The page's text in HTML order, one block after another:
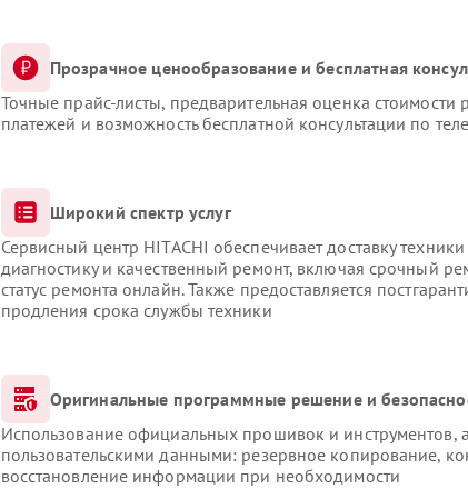
Прозрачное ценообразование и бесплатная
Точные прайс-листы, предварительная оценка стоимости
платежей и возможность бесплатной консультации по
Широкий спектр услуг
Сервисный центр HITACHI обеспечивает доставку
диагностику и качественный ремонт, включая срочный
статус ремонта онлайн. Также предоставляется
продления срока службы техники
Оригинальные программные решение и
Использование официальных прошивок и инструментов,
пользовательскими данными: резервное копирование,
восстановление информации при необходимости